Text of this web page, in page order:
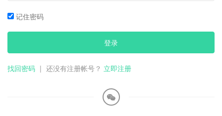
记住密码
登录
找回密码 | 还没有注册帐号？ 立即注册